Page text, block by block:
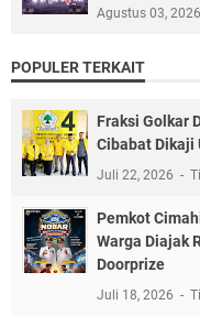
Agustus 03, 2026
POPULER TERKAIT
Fraksi Golkar
Cibabat Dikaji
Juli 22, 2026
Pemkot
Warga Diajak
Doorprize
Juli 18, 2026